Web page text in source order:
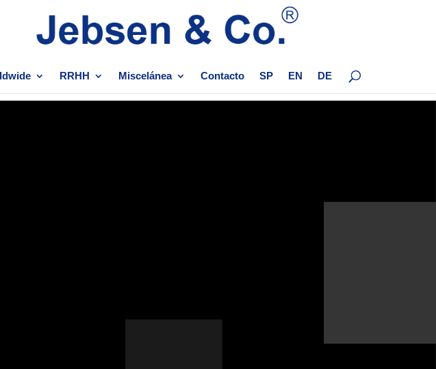
RRHH Miscelánea Contacto SP EN DE